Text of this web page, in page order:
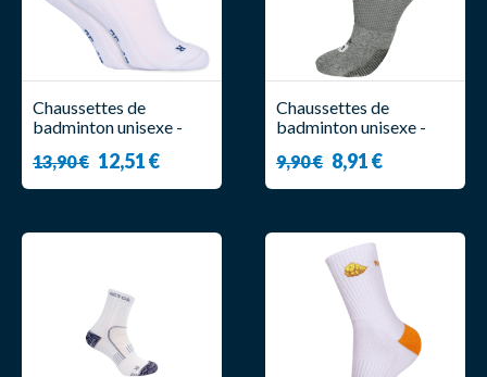
Chaussettes de
badminton unisexe -
Performance ( x2 )
13,90 € 12,51 €
Chaussettes de
badminton unisexe -
9,90 € 8,91 €